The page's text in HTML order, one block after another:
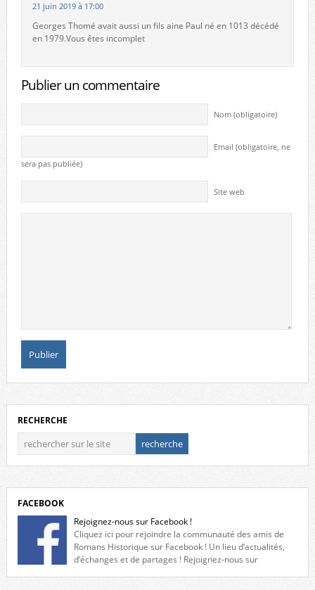
21 juin 2019 à 17:00
Georges Thomé avait aussi un fils aine Paul né en 1013 décédé
en 1979.Vous êtes incomplet
Publier un commentaire
Nom (obligatoire)
Email (obligatoire, ne
sera pas publiée)
Site web
RECHERCHE
FACEBOOK
Rejoignez-nous sur Facebook !
Cliquez ici pour rejoindre la communauté des amis de
Romans Historique sur Facebook ! Un lieu d’actualités,
d’échanges et de partages ! Rejoignez-nous sur